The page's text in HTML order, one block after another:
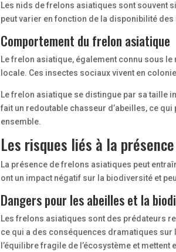
Les nids de frelons asiatiques sont souvent
peut varier en fonction de la disponibilité
Comportement du frelon asiatique
Le frelon asiatique, également connu sous
locale. Ces insectes sociaux vivent en
Le frelon asiatique se distingue par sa taille
fait un redoutable chasseur d’abeilles, ce
ensemble.
Les risques liés à la
La présence de frelons asiatiques peut
ont un impact négatif sur la biodiversité et
Dangers pour les abeilles et la
Les frelons asiatiques sont des prédateurs
ce qui a des conséquences dramatiques
l’équilibre fragile de l’écosystème et